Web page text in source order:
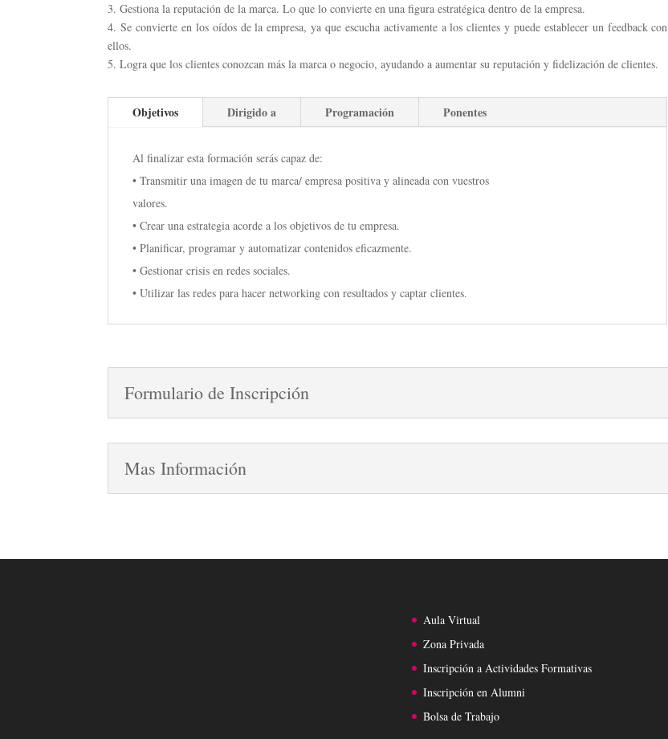
3. Gestiona la reputación de la marca. Lo que lo convierte en una figura estratégica dentro de la empresa.
4. Se convierte en los oídos de la empresa, ya que escucha activamente a los clientes y puede establecer un feedback con
ellos.
5. Logra que los clientes conozcan más la marca o negocio, ayudando a aumentar su reputación y fidelización de clientes.
Objetivos Dirigido a Programación Ponentes
Al finalizar esta formación serás capaz de:
• Transmitir una imagen de tu marca/ empresa positiva y alineada con vuestros
valores.
• Crear una estrategia acorde a los objetivos de tu empresa.
• Planificar, programar y automatizar contenidos eficazmente.
• Gestionar crisis en redes sociales.
• Utilizar las redes para hacer networking con resultados y captar clientes.
Formulario de Inscripción
Mas Información
Aula Virtual
Zona Privada
Inscripción a Actividades Formativas
Inscripción en Alumni
Bolsa de Trabajo